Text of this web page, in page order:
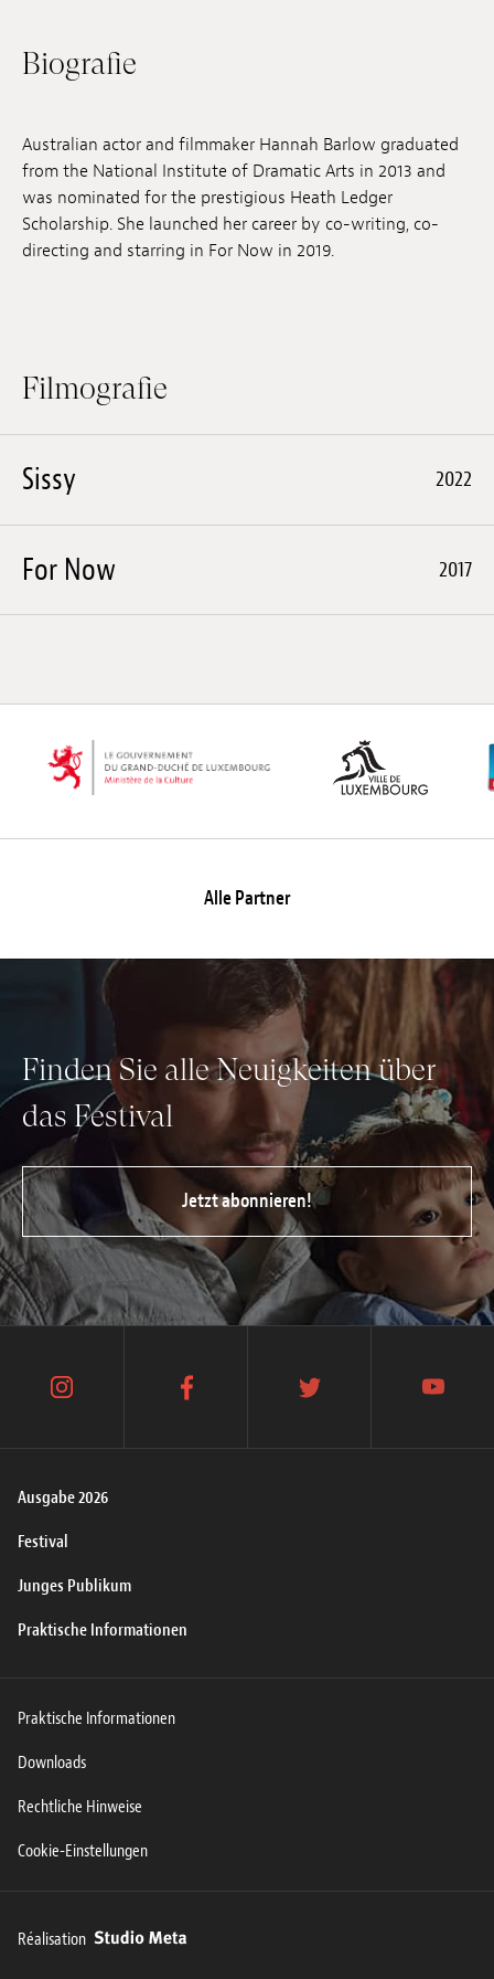
Einreichungen
Herunterladen
Biografie
Australian actor and filmmaker Hannah Barlow graduated
from the National Institute of Dramatic Arts in 2013 and
was nominated for the prestigious Heath Ledger
Scholarship. She launched her career by co-writing, co-
directing and starring in For Now in 2019.
Filmografie
Sissy 2022
For Now 2017
Alle Partner
Finden Sie alle Neuigkeiten über
das Festival
Jetzt abonnieren!
Ausgabe 2026
Festival
Junges Publikum
Praktische Informationen
instagram facebook twitter youtube
Praktische Informationen
Downloads
Rechtliche Hinweise
Cookie-Einstellungen
Réalisation